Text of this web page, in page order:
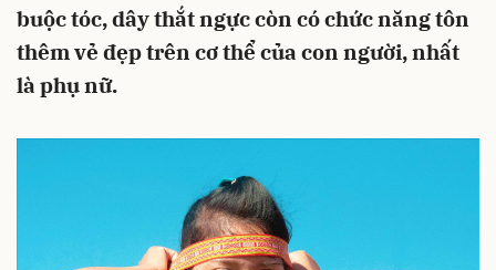
buộc tóc, dây thắt ngực còn có chức năng tôn
thêm vẻ đẹp trên cơ thể của con người, nhất
là phụ nữ.